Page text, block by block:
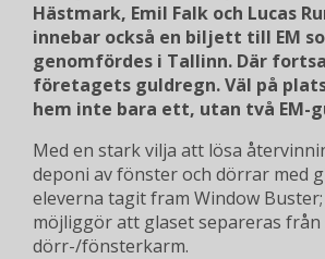
Hästmark, Emil Falk och Lucas
innebar också en biljett till EM
genomfördes i Tallinn. Där
företagets guldregn. Väl på
hem inte bara ett, utan två EM-
Med en stark vilja att lösa
deponi av fönster och dörrar med
eleverna tagit fram Window
möjliggör att glaset separeras från
dörr-/fönsterkarm.